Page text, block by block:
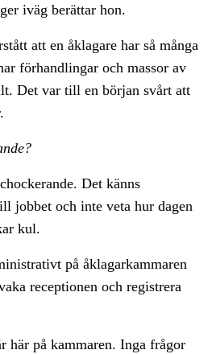
iväg berättar hon.
att en åklagare har så många
förhandlingar och massor av
Det var till en början svårt att
Det känns
jobbet och inte veta hur dagen
kul.
på åklagarkammaren
receptionen och registrera
här på kammaren. Inga frågor